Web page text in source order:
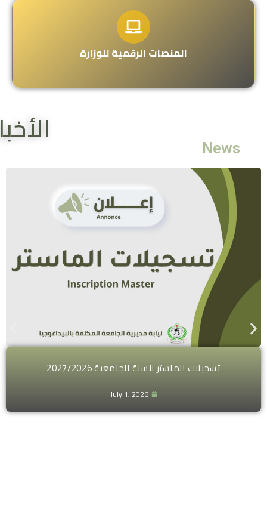
المنصات الرقمية للوزارة
News
تسجيلات الماستر للسنة الجامعية 2027/2026
July 1, 2026